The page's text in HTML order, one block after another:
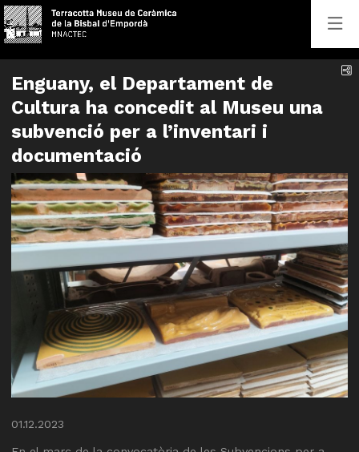
Enguany, el Departament de
Cultura ha concedit al Museu una
subvenció per a l’inventari i
documentació
01.12.2023